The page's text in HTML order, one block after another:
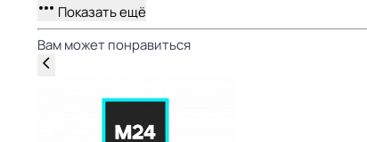
Показать ещё
Вам может понравиться